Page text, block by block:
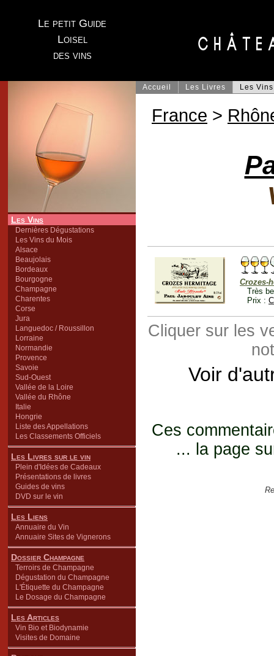
Le petit Guide
Loisel
des vins
Les Vins
Dernières Dégustations
Les Vins du Mois
Alsace
Beaujolais
Bordeaux
Bourgogne
Champagne
Charentes
Corse
Jura
Languedoc / Roussillon
Lorraine
Normandie
Provence
Savoie
Sud-Ouest
Vallée de la Loire
Vallée du Rhône
Italie
Hongrie
Liste des Appellations
Les Classements Officiels
Les Livres sur le vin
Plein d'Idées de Cadeaux
Présentations de livres
Guides de vins
DVD sur le vin
Les Liens
Annuaire du Vin
Annuaire Sites de Vignerons
Dossier Champagne
Terroirs de Champagne
Dégustation du Champagne
L'Étiquette du Champagne
Le Dosage du Champagne
Les Articles
Vin Bio et Biodynamie
Visites de Domaine
Accueil Les Livres Les Vins
France >
Crozes-
Très
Prix : C
Cliquer sur les
Voir
Ces
... la page